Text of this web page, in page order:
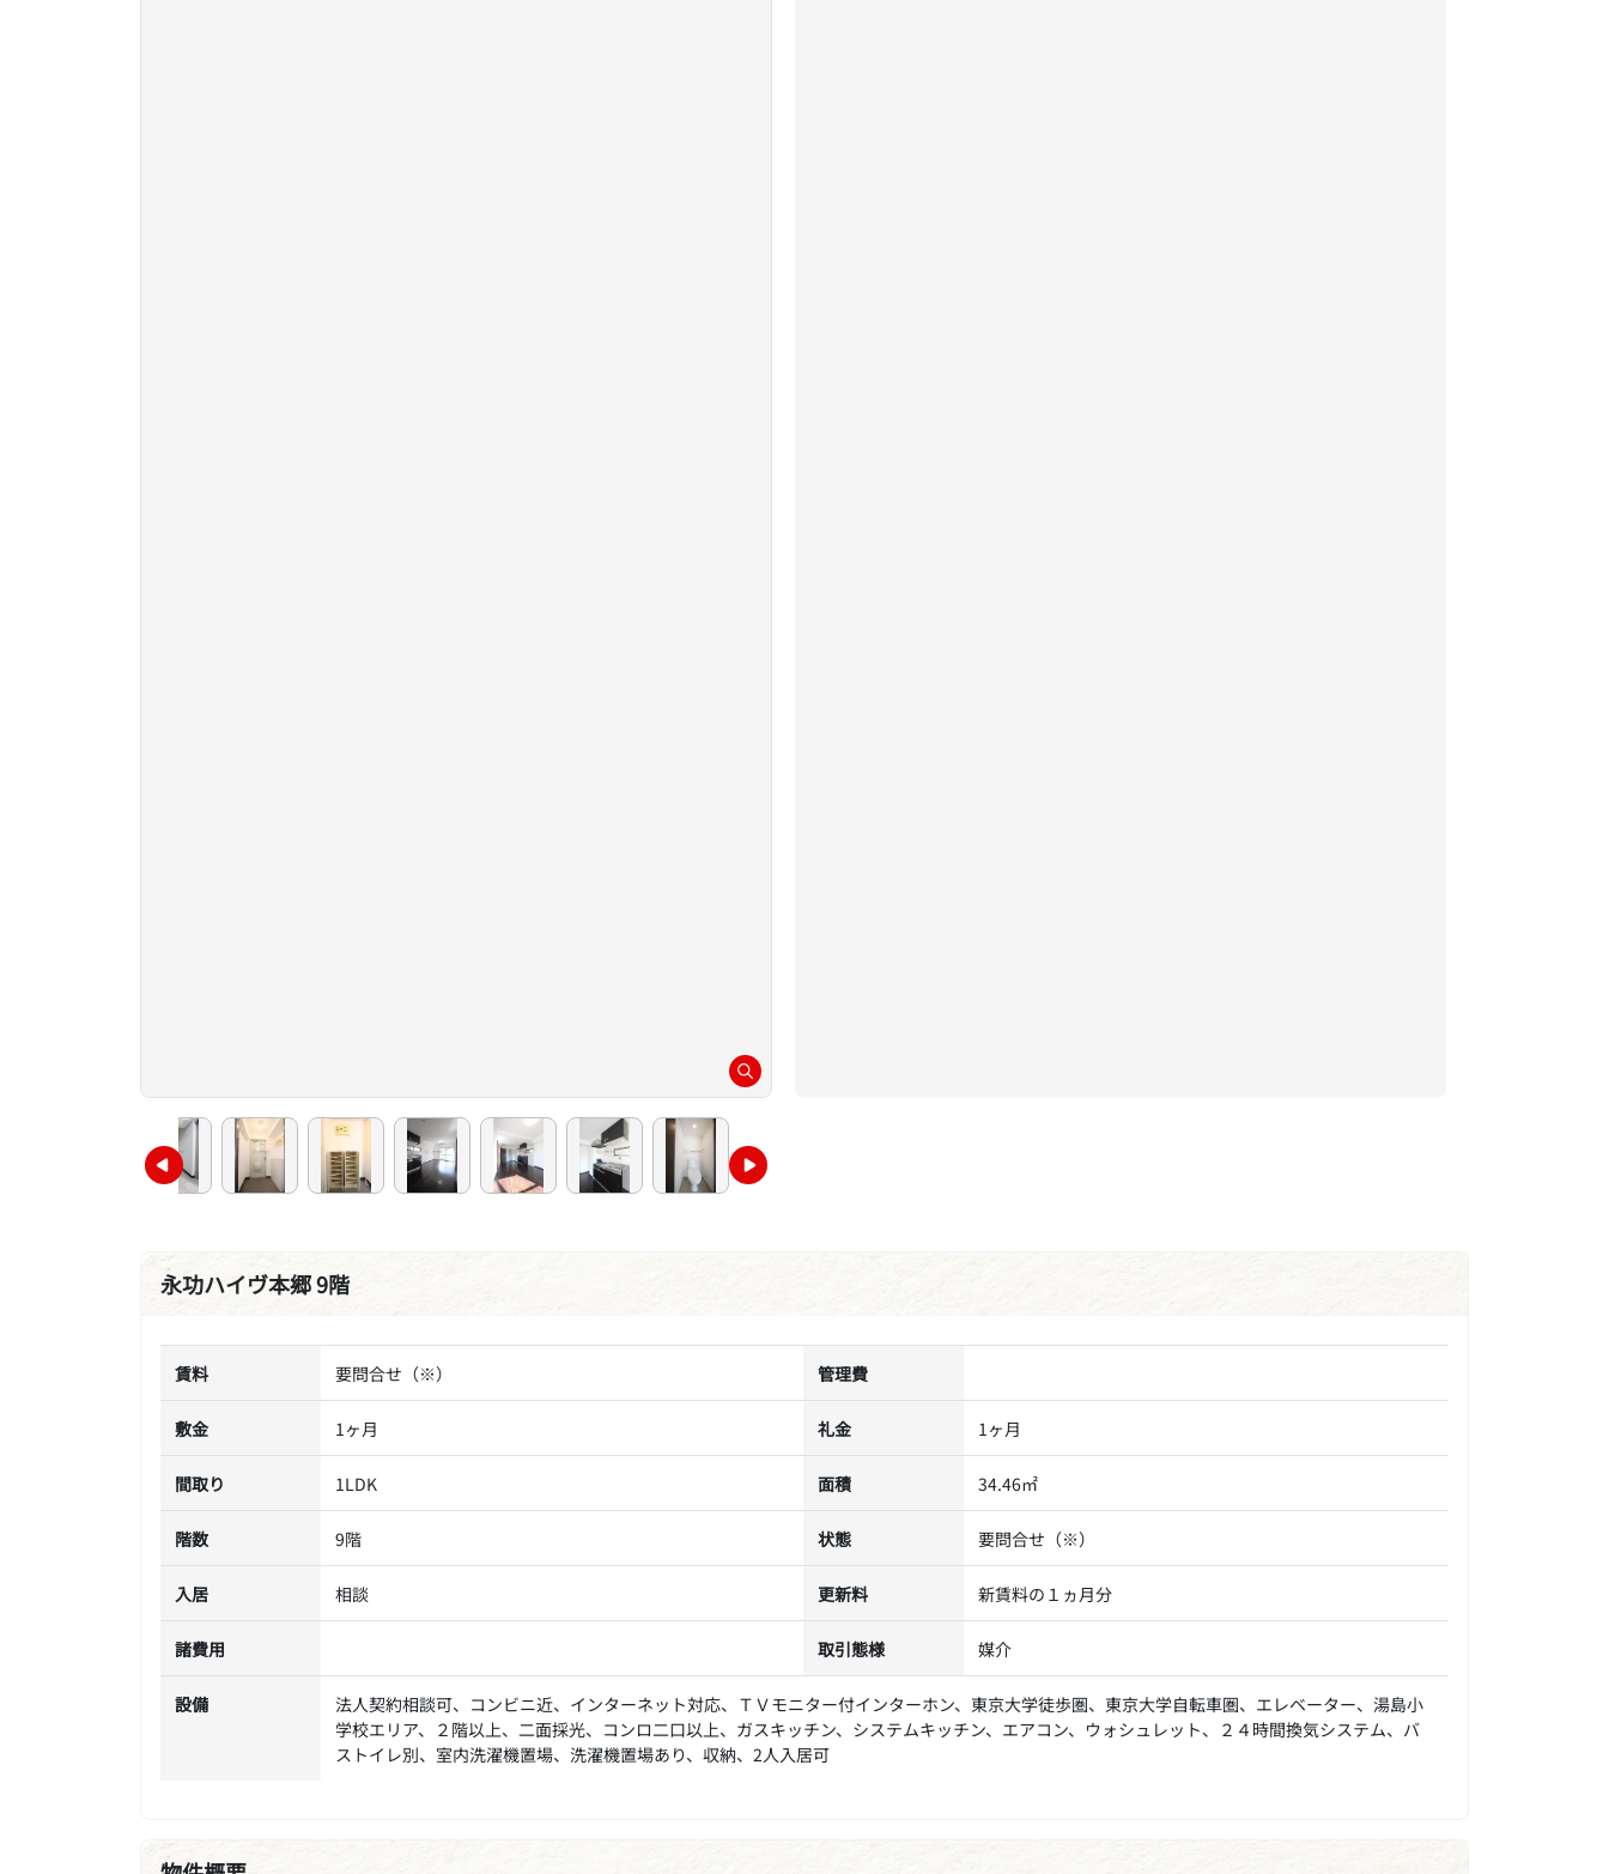
永功ハイヴ本郷 9階
賃料 要問合せ（※） 管理費
敷金 1ヶ月 礼金 1ヶ月
間取り 1LDK 面積 34.46㎡
階数 9階 状態 要問合せ（※）
入居 相談 更新料 新賃料の１ヵ月分
諸費用 取引態様 媒介
設備
法人契約相談可、コンビニ近、インターネット対応、ＴＶモニター付インターホン、東京大学徒歩圏、東京大学自転車圏、エレベーター、湯島小
学校エリア、２階以上、二面採光、コンロ二口以上、ガスキッチン、システムキッチン、エアコン、ウォシュレット、２４時間換気システム、バ
ストイレ別、室内洗濯機置場、洗濯機置場あり、収納、2人入居可